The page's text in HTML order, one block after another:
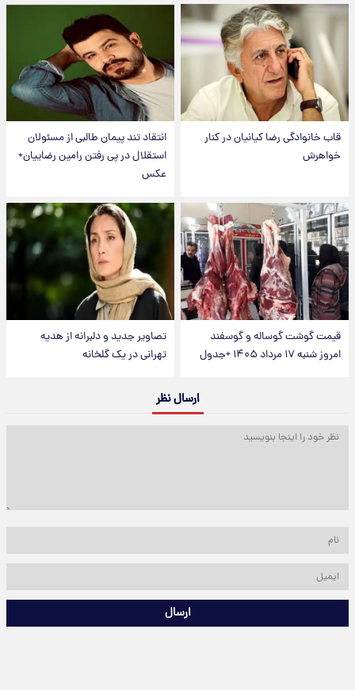
قاب خانوادگی رضا کیانیان در کنار
خواهرش
انتقاد تند پیمان طالبی از مسئولان
استقلال در پی رفتن رامین رضاییان+
عکس
قیمت گوشت گوساله و گوسفند
امروز شنبه ۱۷ مرداد ۱۴۰۵ +جدول
تصاویر جدید و دلبرانه از هدیه
تهرانی در یک گلخانه
ارسال نظر
ارسال